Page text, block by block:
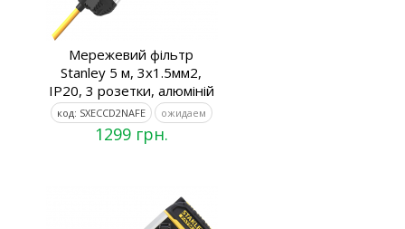
Мережевий фільтр
Stanley 5 м, 3x1.5мм2,
IP20, 3 розетки, алюміній
код: SXECCD2NAFE ожидаем
1299 грн.